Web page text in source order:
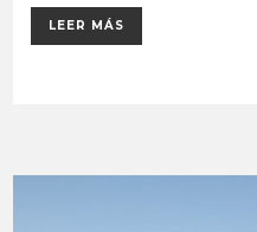
LEER MÁS